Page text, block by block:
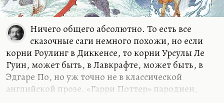
Ничего общего абсолютно. То есть все
сказочные саги немного похожи, но если
корни Роулинг в Диккенсе, то корни Урсулы Ле
Гуин, может быть, в Лавкрафте, может быть, в
Эдгаре По, но уж точно не в классической
английской прозе. «Гарри Поттер» пародиен,